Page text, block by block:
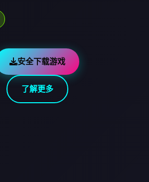
安全下载游戏
了解更多